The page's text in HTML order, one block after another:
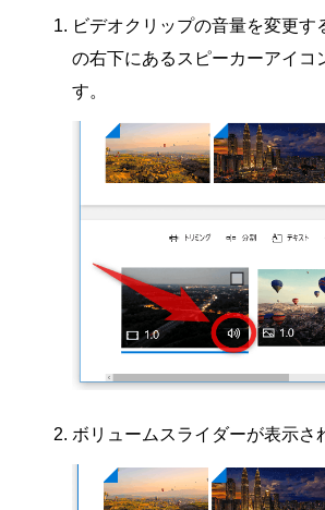
ビデオクリップの音量を変更す
の右下にあるスピーカーアイコ
す。
ボリュームスライダーが表示さ